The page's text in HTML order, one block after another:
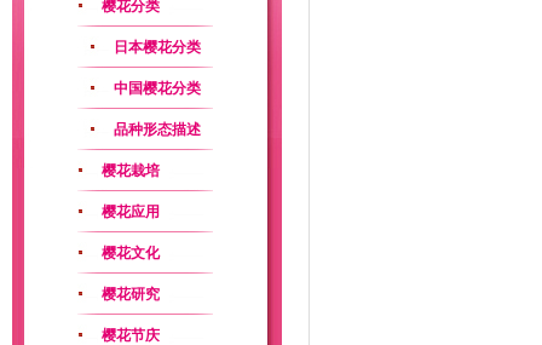
樱花分类
日本樱花分类
中国樱花分类
品种形态描述
樱花栽培
樱花应用
樱花文化
樱花研究
樱花节庆